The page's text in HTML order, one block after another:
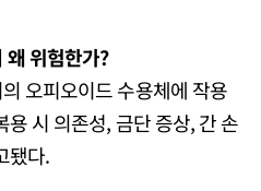
위험한가?
오피오이드 수용체에 작용
시 의존성, 금단 증상, 간 손
됐다.